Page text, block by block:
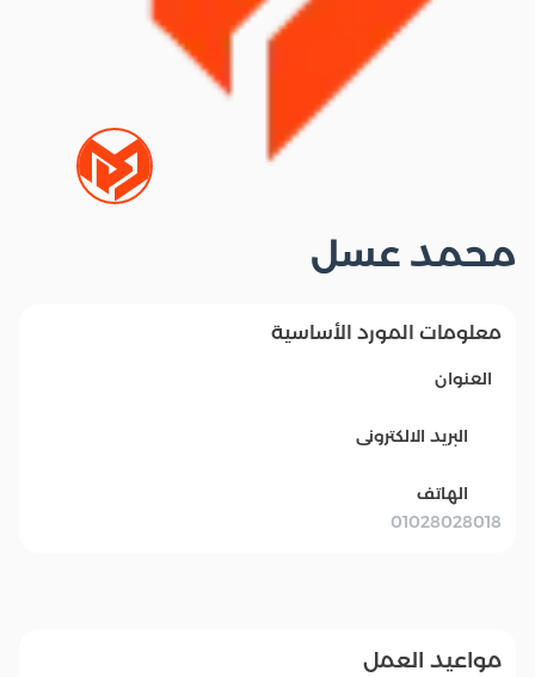
محمد عسل
معلومات المورد الأساسية
العنوان
البريد الالكترونى
الهاتف
01028028018
مواعيد العمل